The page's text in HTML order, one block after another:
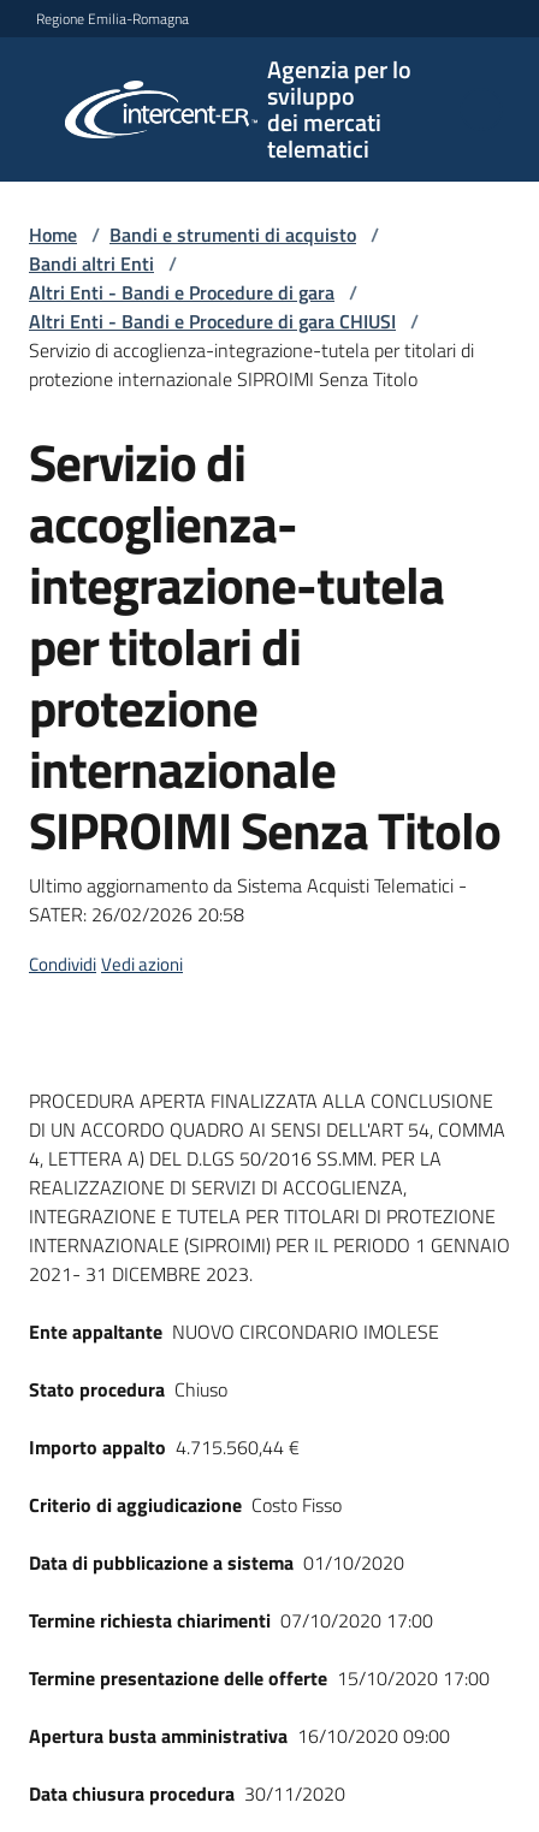
Vai al contenuto
Vai alla navigazione
Vai al footer
Regione Emilia-Romagna
Agenzia per lo
sviluppo
dei mercati
telematici
per lo
sviluppo
telematici
L'Agenzia
Bandi
e
di
Supporto
Piattaforme
telematiche
English
Seguici
su
Home / Bandi e strumenti di acquisto /
Bandi altri Enti /
Altri Enti - Bandi e Procedure di gara /
Altri Enti - Bandi e Procedure di gara CHIUSI /
Servizio di accoglienza-integrazione-tutela per titolari di
protezione internazionale SIPROIMI Senza Titolo
Salta al contenuto
Servizio di
accoglienza-
integrazione-tutela
per titolari di
protezione
internazionale
SIPROIMI Senza Titolo
Ultimo aggiornamento da Sistema Acquisti Telematici -
SATER: 26/02/2026 20:58
CondividiVedi azioni
Dati del bando
PROCEDURA APERTA FINALIZZATA ALLA CONCLUSIONE
DI UN ACCORDO QUADRO AI SENSI DELL'ART 54, COMMA
4, LETTERA A) DEL D.LGS 50/2016 SS.MM. PER LA
REALIZZAZIONE DI SERVIZI DI ACCOGLIENZA,
INTEGRAZIONE E TUTELA PER TITOLARI DI PROTEZIONE
INTERNAZIONALE (SIPROIMI) PER IL PERIODO 1 GENNAIO
2021- 31 DICEMBRE 2023.
Ente appaltante NUOVO CIRCONDARIO IMOLESE
Stato procedura Chiuso
Importo appalto 4.715.560,44 €
Criterio di aggiudicazione Costo Fisso
Data di pubblicazione a sistema 01/10/2020
Termine richiesta chiarimenti 07/10/2020 17:00
Termine presentazione delle offerte 15/10/2020 17:00
Apertura busta amministrativa 16/10/2020 09:00
Data chiusura procedura 30/11/2020